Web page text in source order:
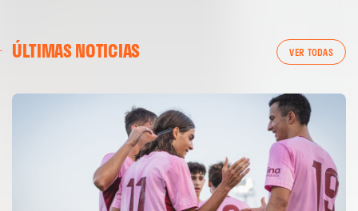
ÚLTIMAS NOTICIAS VER TODAS